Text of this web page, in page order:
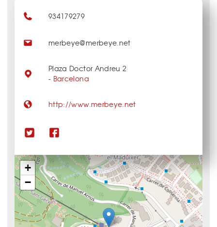
+
−
934179279
merbeye@merbeye.net
Plaza Doctor Andreu 2
- Barcelona
http://www.merbeye.net